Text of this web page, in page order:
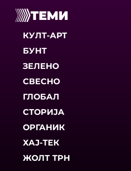
ТЕМИ
КУЛТ-АРТ
БУНТ
ЗЕЛЕНО
СВЕСНО
ГЛОБАЛ
СТОРИЈА
ОРГАНИК
ХАЈ-ТЕК
ЖОЛТ ТРН